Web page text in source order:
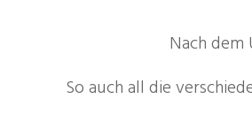
Nach dem
So auch all die